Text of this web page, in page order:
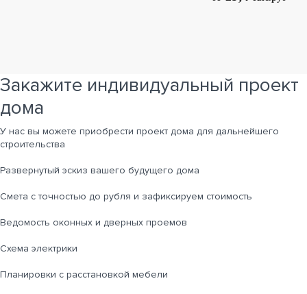
Закажите индивидуальный проект
дома
У нас вы можете приобрести проект дома для дальнейшего
строительства
Развернутый эскиз вашего будущего дома
Cмета с точностью до рубля и зафиксируем стоимость
Ведомость оконных и дверных проемов
Cхема электрики
Планировки с расстановкой мебели